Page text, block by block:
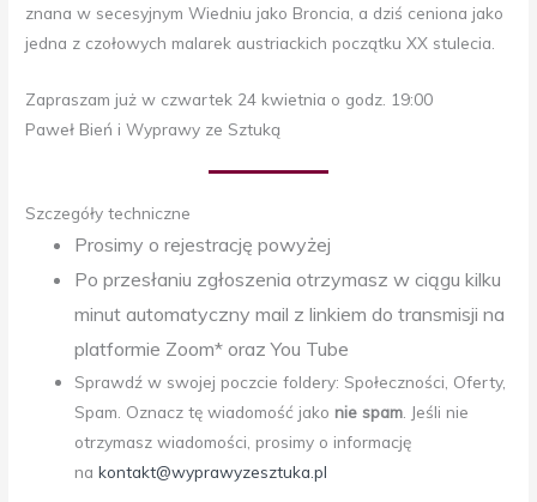
znana w secesyjnym Wiedniu jako Broncia, a dziś ceniona jako
jedna z czołowych malarek austriackich początku XX stulecia.
Zapraszam już w czwartek 24 kwietnia o godz. 19:00
Paweł Bień i Wyprawy ze Sztuką
Szczegóły techniczne
Prosimy o rejestrację powyżej
Po przesłaniu zgłoszenia otrzymasz w ciągu kilku
minut automatyczny mail z linkiem do transmisji na
platformie Zoom* oraz You Tube
Sprawdź w swojej poczcie foldery: Społeczności, Oferty,
Spam. Oznacz tę wiadomość jako nie spam . Jeśli nie
otrzymasz wiadomości, prosimy o informację
nakontakt@wyprawyzesztuka.pl